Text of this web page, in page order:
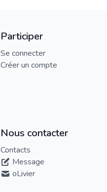
Participer
Se connecter
Créer un compte
Nous contacter
Contacts
Message
oLivier